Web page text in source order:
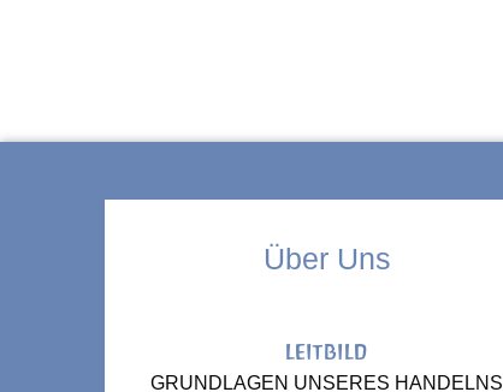
Über Uns
LEITBILD
GRUNDLAGEN UNSERES HANDELNS